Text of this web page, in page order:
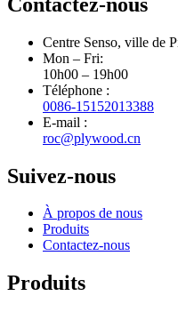
Centre Senso, ville de
Mon – Fri:
10h00 – 19h00
Téléphone :
0086-15152013388
E-mail :
roc@plywood.cn
Suivez-nous
À propos de nous
Produits
Contactez-nous
Produits